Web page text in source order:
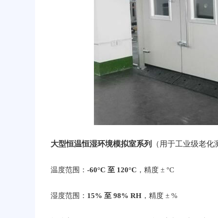
大型恒温恒湿环境模拟室系列 （用于工业级老化
温度范围： -60°C 至 120°C ，精度 ± °C
湿度范围： 15% 至 98% RH ，精度 ± %